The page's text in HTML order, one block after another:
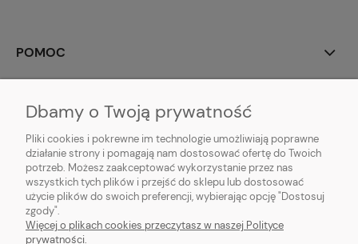
POMOC
PŁATNOŚCI I DOSTAWA
INFORMACJE
O NAS
Dbamy o Twoją prywatność
Pliki cookies i pokrewne im technologie umożliwiają poprawne
działanie strony i pomagają nam dostosować ofertę do Twoich
potrzeb. Możesz zaakceptować wykorzystanie przez nas
wszystkich tych plików i przejść do sklepu lub dostosować
użycie plików do swoich preferencji, wybierając opcję "Dostosuj
zgody".
Więcej o plikach cookies przeczytasz w naszej Polityce
prywatności.